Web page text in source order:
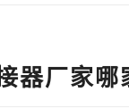
器厂家哪